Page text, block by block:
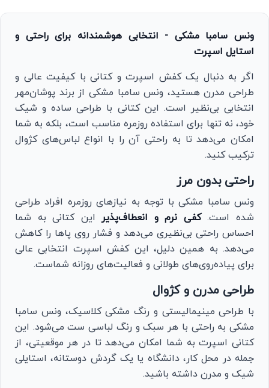
ونس سامبا مشکی - انتخابی هوشمندانه برای راحتی و
استایل اسپرت
اگر به دنبال یک کفش اسپرت و کتانی با کیفیت عالی و
طراحی مدرن هستید، ونس سامبا مشکی از برند پوشان‌مهر
انتخابی بی‌نظیر است. این کتانی با طراحی ساده و شیک
خود، نه تنها برای استفاده روزمره مناسب است، بلکه به شما
امکان می‌دهد تا به راحتی آن را با انواع لباس‌های کژوال
ترکیب کنید.
راحتی بدون مرز
ونس سامبا مشکی با توجه به نیازهای روزمره افراد طراحی
شده است.کفی نرم و انعطاف‌پذیراین کتانی به شما
احساس راحتی بی‌نظیری می‌دهد و فشار روی پاها را کاهش
می‌دهد. به همین دلیل، این کفش اسپرت انتخابی عالی
برای پیاده‌روی‌های طولانی و فعالیت‌های روزانه شماست.
طراحی مدرن و کژوال
با طراحی مینیمالیستی و رنگ مشکی کلاسیک، ونس سامبا
مشکی به راحتی با هر سبک و رنگ لباسی ست می‌شود. این
کتانی اسپرت به شما امکان می‌دهد تا در هر موقعیتی، از
جمله در محل کار، دانشگاه یا یک گردش دوستانه، استایلی
شیک و مدرن داشته باشید.